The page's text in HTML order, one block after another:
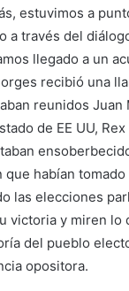
estuvimos a
a través del
llegado a un
recibió una
reunidos Juan
de EE UU,
habían
las elecciones
victoria y miren lo
del pueblo
opositora.